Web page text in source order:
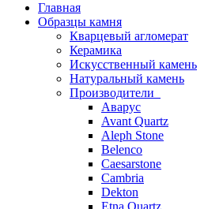
Главная
Образцы камня
Кварцевый агломерат
Керамика
Искусственный камень
Натуральный камень
Производители
Аварус
Avant Quartz
Aleph Stone
Belenco
Caesarstone
Cambria
Dekton
Etna Quartz